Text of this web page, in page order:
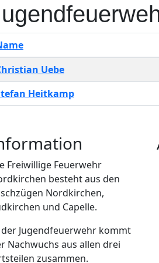
Uebe
Heitkamp
Freiwillige Feuerwehr
besteht aus den
Nordkirchen,
und Capelle.
Jugendfeuerwehr kommt
Nachwuchs aus allen drei
zusammen.